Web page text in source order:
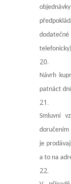
Návrh
patnáct
Smluvní
je
a to na